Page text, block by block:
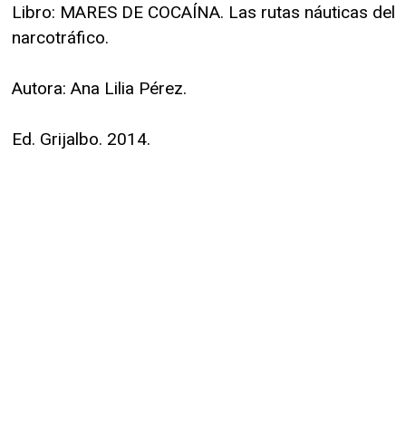
Libro: MARES DE COCAÍNA. Las rutas náuticas del
narcotráfico.
Autora: Ana Lilia Pérez.
Ed. Grijalbo. 2014.